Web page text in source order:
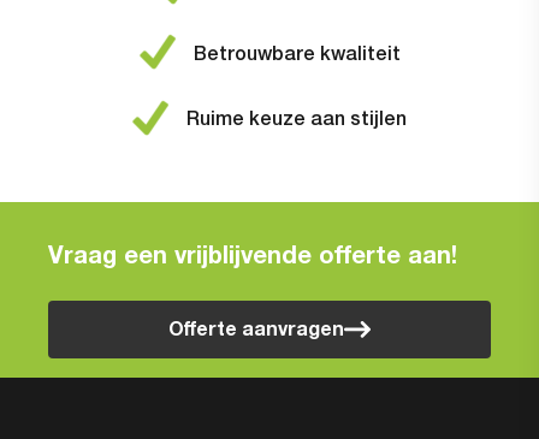
Betrouwbare kwaliteit
Ruime keuze aan stijlen
Vraag een vrijblijvende offerte aan!
Offerte aanvragen